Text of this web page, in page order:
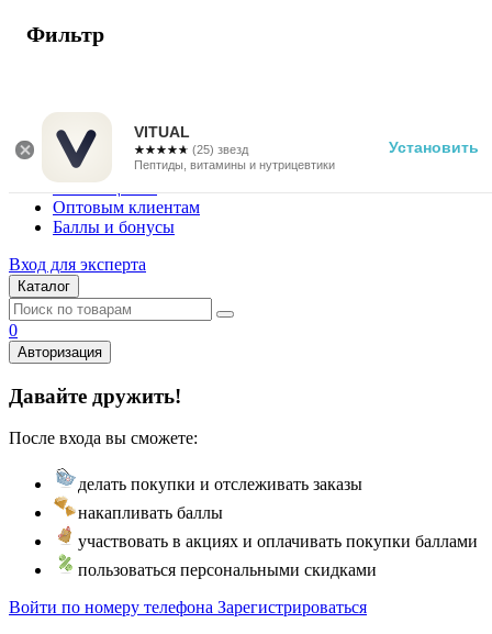
VITUAL
☆☆☆☆☆
★★★★★ (25) звезд
Пептиды, витамины и нутрицевтики
Установить
г. Москва
Vitual Peptide
+7 (800) 101-13-25
Специалистам
Поставщикам
Оптовым клиентам
Баллы и бонусы
Вход для эксперта
Каталог
0
Авторизация
Давайте дружить!
После входа вы сможете:
делать покупки и отслеживать заказы
накапливать баллы
участвовать в акциях и оплачивать покупки баллами
пользоваться персональными скидками
Войти по номеру телефона Зарегистрироваться
Фильтр